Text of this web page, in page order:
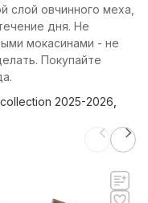
слой овчинного меха,
дня. Не
мокасинами - не
Покупайте
2025-2026